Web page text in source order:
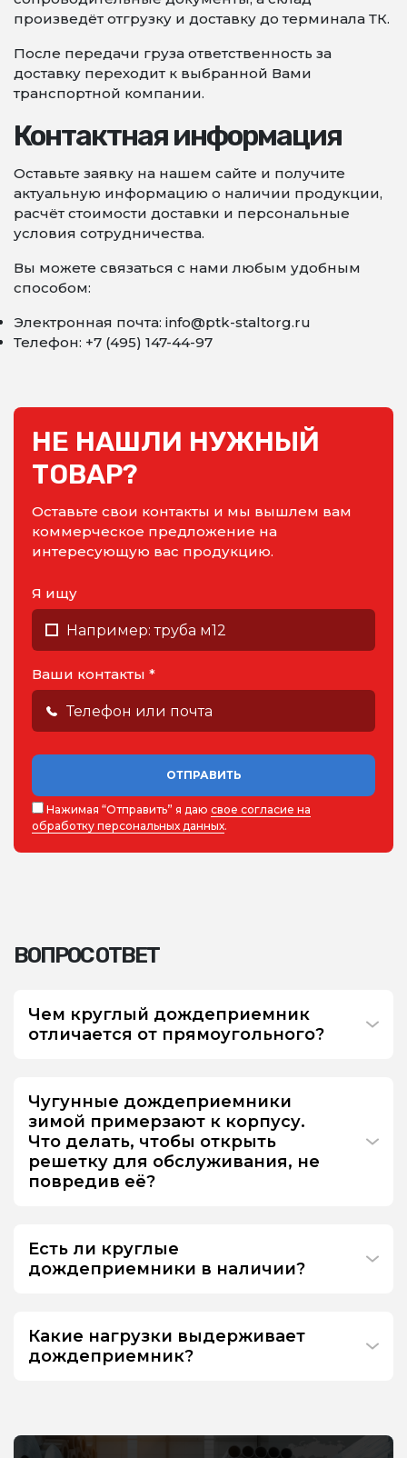
произведёт отгрузку и доставку до терминала ТК.
После передачи груза ответственность за
доставку переходит к выбранной Вами
транспортной компании.
Контактная информация
Оставьте заявку на нашем сайте и получите
актуальную информацию о наличии продукции,
расчёт стоимости доставки и персональные
условия сотрудничества.
Вы можете связаться с нами любым удобным
способом:
Электронная почта: info@ptk-staltorg.ru
Телефон: +7 (495) 147-44-97
НЕ НАШЛИ НУЖНЫЙ
ТОВАР?
Оставьте свои контакты и мы вышлем вам
коммерческое предложение на
интересующую вас продукцию.
Я ищу
Ваши контакты *
ОТПРАВИТЬ
Нажимая “Отправить” я даю свое согласие на
обработку персональных данных.
ВОПРОС ОТВЕТ
Чем круглый дождеприемник
отличается от прямоугольного?
Чугунные дождеприемники
зимой примерзают к корпусу.
Что делать, чтобы открыть
решетку для обслуживания, не
повредив её?
Есть ли круглые
дождеприемники в наличии?
Какие нагрузки выдерживает
дождеприемник?